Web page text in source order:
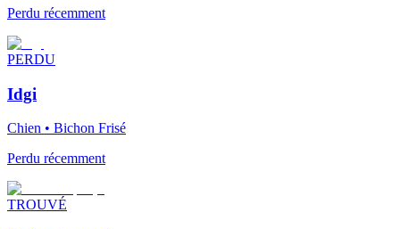
Perdu récemment
PERDU
Idgi
Chien • Bichon Frisé
Perdu récemment
TROUVÉ